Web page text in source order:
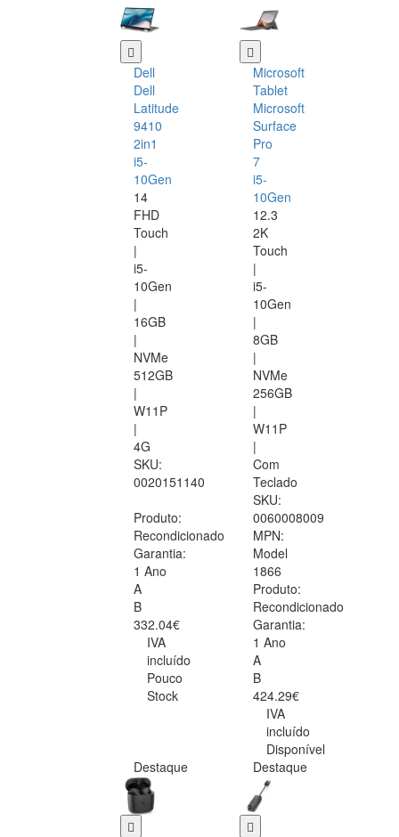
Dell
Dell
Latitude
9410
2in1
i5-
10Gen
14
FHD
Touch
|
i5-
10Gen
|
16GB
|
NVMe
512GB
|
W11P
|
4G
SKU:
0020151140
Produto:
Recondicionado
Garantia:
1 Ano
A
B
332.04€
IVA
incluído
Pouco
Stock
Microsoft
Tablet
Microsoft
Surface
Pro
7
i5-
10Gen
12.3
2K
Touch
|
i5-
10Gen
|
8GB
|
NVMe
256GB
|
W11P
|
Com
Teclado
SKU:
0060008009
MPN:
Model
1866
Produto:
Recondicionado
Garantia:
1 Ano
A
B
424.29€
IVA
incluído
Disponível
Destaque
Destaque